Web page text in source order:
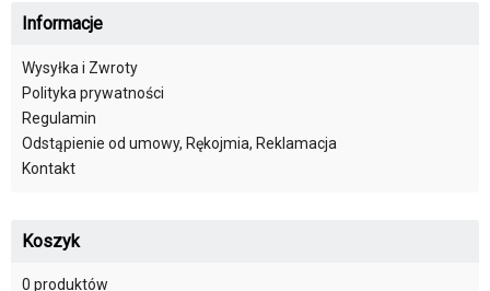
Informacje
Wysyłka i Zwroty
Polityka prywatności
Regulamin
Odstąpienie od umowy, Rękojmia, Reklamacja
Kontakt
Koszyk
0 produktów